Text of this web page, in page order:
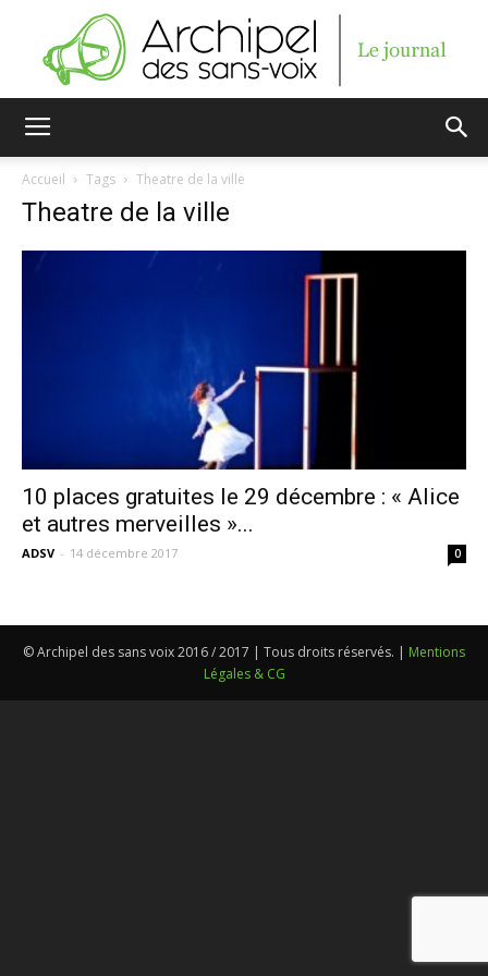
voix
Accueil Tags Theatre de la ville
Theatre de la ville
10 places gratuites le 29 décembre : « Alice
et autres merveilles »...
ADSV - 14 décembre 2017 0
© Archipel des sans voix 2016 / 2017 | Tous droits réservés. | Mentions
Légales & CG